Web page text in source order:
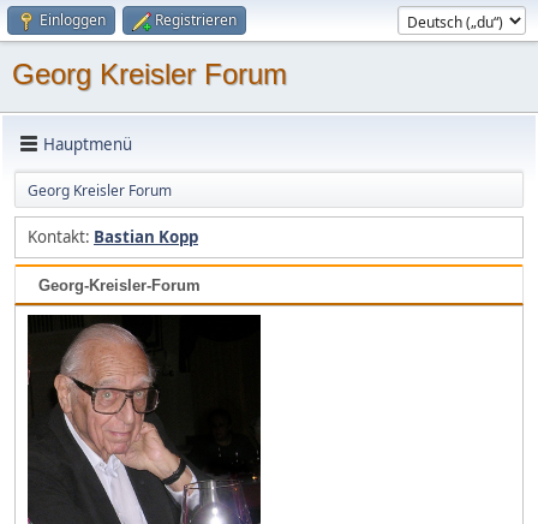
Einloggen Registrieren
Georg Kreisler Forum
Hauptmenü
Georg Kreisler Forum
Kontakt: Bastian Kopp
Georg-Kreisler-Forum